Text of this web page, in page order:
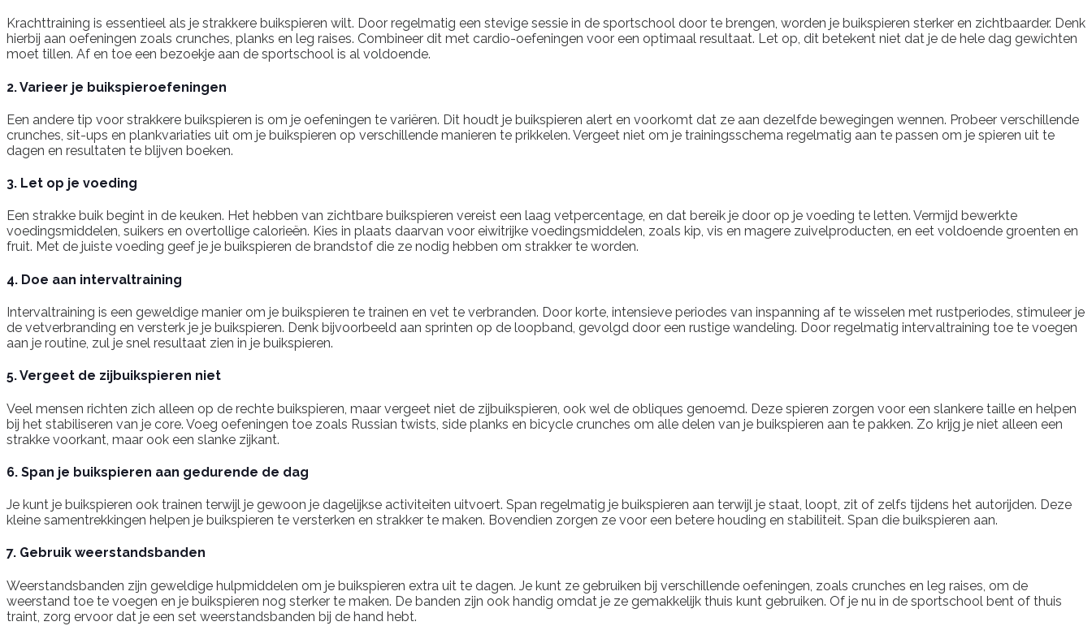
Krachttraining is essentieel als je strakkere buikspieren wilt. Door regelmatig een stevige sessie in de sportschool door te brengen, worden je buikspieren sterker en zichtbaarder. Denk
hierbij aan oefeningen zoals crunches, planks en leg raises. Combineer dit met cardio-oefeningen voor een optimaal resultaat. Let op, dit betekent niet dat je de hele dag gewichten
moet tillen. Af en toe een bezoekje aan de sportschool is al voldoende.
2. Varieer je buikspieroefeningen
Een andere tip voor strakkere buikspieren is om je oefeningen te variëren. Dit houdt je buikspieren alert en voorkomt dat ze aan dezelfde bewegingen wennen. Probeer verschillende
crunches, sit-ups en plankvariaties uit om je buikspieren op verschillende manieren te prikkelen. Vergeet niet om je trainingsschema regelmatig aan te passen om je spieren uit te
dagen en resultaten te blijven boeken.
3. Let op je voeding
Een strakke buik begint in de keuken. Het hebben van zichtbare buikspieren vereist een laag vetpercentage, en dat bereik je door op je voeding te letten. Vermijd bewerkte
voedingsmiddelen, suikers en overtollige calorieën. Kies in plaats daarvan voor eiwitrijke voedingsmiddelen, zoals kip, vis en magere zuivelproducten, en eet voldoende groenten en
fruit. Met de juiste voeding geef je je buikspieren de brandstof die ze nodig hebben om strakker te worden.
4. Doe aan intervaltraining
Intervaltraining is een geweldige manier om je buikspieren te trainen en vet te verbranden. Door korte, intensieve periodes van inspanning af te wisselen met rustperiodes, stimuleer je
de vetverbranding en versterk je je buikspieren. Denk bijvoorbeeld aan sprinten op de loopband, gevolgd door een rustige wandeling. Door regelmatig intervaltraining toe te voegen
aan je routine, zul je snel resultaat zien in je buikspieren.
5. Vergeet de zijbuikspieren niet
Veel mensen richten zich alleen op de rechte buikspieren, maar vergeet niet de zijbuikspieren, ook wel de obliques genoemd. Deze spieren zorgen voor een slankere taille en helpen
bij het stabiliseren van je core. Voeg oefeningen toe zoals Russian twists, side planks en bicycle crunches om alle delen van je buikspieren aan te pakken. Zo krijg je niet alleen een
strakke voorkant, maar ook een slanke zijkant.
6. Span je buikspieren aan gedurende de dag
Je kunt je buikspieren ook trainen terwijl je gewoon je dagelijkse activiteiten uitvoert. Span regelmatig je buikspieren aan terwijl je staat, loopt, zit of zelfs tijdens het autorijden. Deze
kleine samentrekkingen helpen je buikspieren te versterken en strakker te maken. Bovendien zorgen ze voor een betere houding en stabiliteit. Span die buikspieren aan.
7. Gebruik weerstandsbanden
Weerstandsbanden zijn geweldige hulpmiddelen om je buikspieren extra uit te dagen. Je kunt ze gebruiken bij verschillende oefeningen, zoals crunches en leg raises, om de
weerstand toe te voegen en je buikspieren nog sterker te maken. De banden zijn ook handig omdat je ze gemakkelijk thuis kunt gebruiken. Of je nu in de sportschool bent of thuis
traint, zorg ervoor dat je een set weerstandsbanden bij de hand hebt.